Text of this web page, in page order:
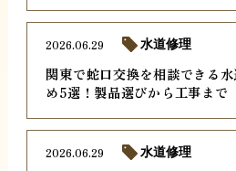
関東で蛇口交換を相談できる
め5選！製品選びから工事まで
2026.06.29 水道修理
2026.06.29 水道修理